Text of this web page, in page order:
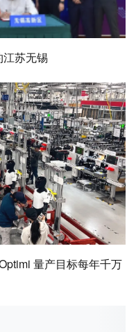
苏无锡
量产目标每年千万